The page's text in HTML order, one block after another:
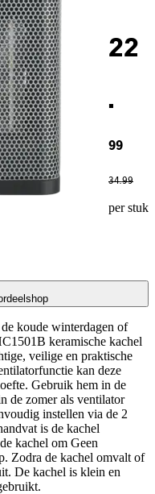
22
.
99
34.99
per stuk
koude winterdagen of
keramische kachel
veilige en praktische
kan deze
Gebruik hem in de
de zomer als ventilator
instellen via de 2
is de kachel
kachel om Geen
Zodra de kachel omvalt of
De kachel is klein en